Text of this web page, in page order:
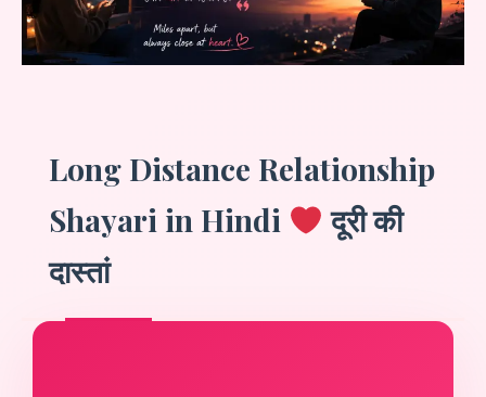
Long Distance Relationship
Shayari in Hindi
दूरी की
दास्तां